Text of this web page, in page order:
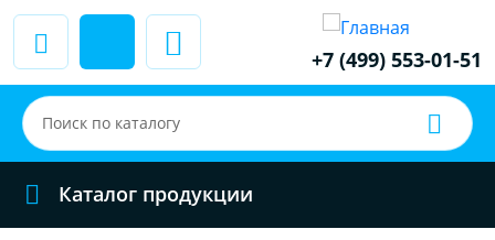
+7 (499) 553-01-51
Каталог продукции